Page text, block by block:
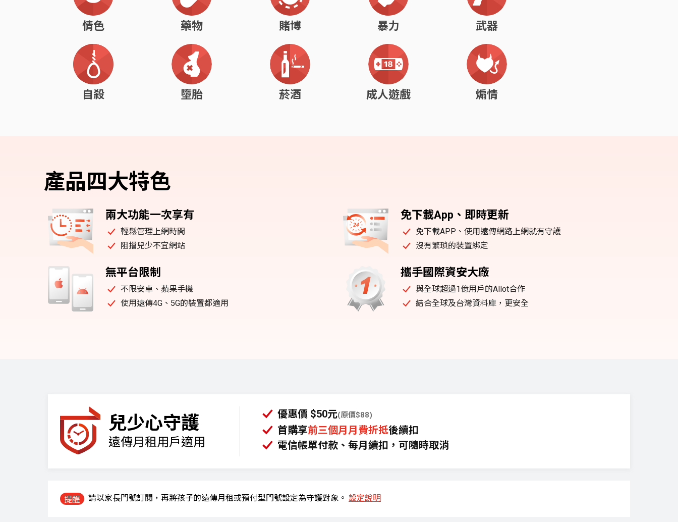
情色 藥物 賭博 暴力 武器
自殺 墮胎 菸酒 成人遊戲 煽情
產品四大特色
兩大功能一次享有
輕鬆管理上網時間
阻擋兒少不宜網站
免下載App、即時更新
免下載APP、使用遠傳網路上網就有守護
沒有繁瑣的裝置綁定
無平台限制
不限安卓、蘋果手機
使用遠傳4G、5G的裝置都適用
攜手國際資安大廠
與全球超過1億用戶的Allot合作
結合全球及台灣資料庫，更安全
兒少心守護
遠傳月租用戶適用
優惠價 $50元(原價$88)
首購享前三個月月費折抵後續扣
電信帳單付款、每月續扣，可隨時取消
提醒 請以家長門號訂閱，再將孩子的遠傳月租或預付型門號設定為守護對象。 設定說明